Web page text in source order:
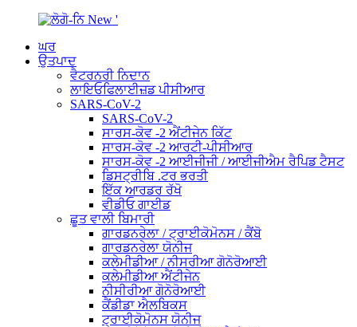
ਘਰ
ਉਤਪਾਦ
ਵੈਟਰਨਰੀ ਨਿਦਾਨ
ਲਾਇਓਫਿਲਾਈਜ਼ਡ ਪੀਸੀਆਰ
SARS-CoV-2
SARS-CoV-2
ਸਾਰਸ-ਕੋਵ -2 ਐਂਟੀਜੇਨ ਕਿੱਟ
ਸਾਰਸ-ਕੋਵ -2 ਆਰਟੀ-ਪੀਸੀਆਰ
ਸਾਰਸ-ਕੋਵ -2 ਆਈਜੀਜੀ / ਆਈਜੀਐਮ ਰੈਪਿਡ ਟੈਸਟ
ਡਿਸਟ੍ਰੀਬਿ .ਟਰ ਭਰਤੀ
ਇੱਕ ਆਰਡਰ ਰੱਖੋ
ਵੀਡੀਓ ਗਾਈਡ
ਛੂਤ ਵਾਲੀ ਬਿਮਾਰੀ
ਗਾਰਡਨਰੇਲਾ / ਟ੍ਰਾਈਕੋਮੋਨਸ / ਕੈਂਬੋ
ਗਾਰਡਨਰੇਲਾ ਯੋਨੀਜ
ਕਲੇਮੀਡੀਆ / ਨੀਸਰੀਆ ਗੋਨੋਰੋਆਈ
ਕਲੇਮੀਡੀਆ ਐਂਟੀਜੇਨ
ਨੀਸੀਰੀਆ ਗੋਨੋਰੋਆਈ
ਕੈਂਡੀਡਾ ਐਲਬਿਕਸ
ਟ੍ਰਾਈਕੋਮੋਨਸ ਯੋਨੀਜ